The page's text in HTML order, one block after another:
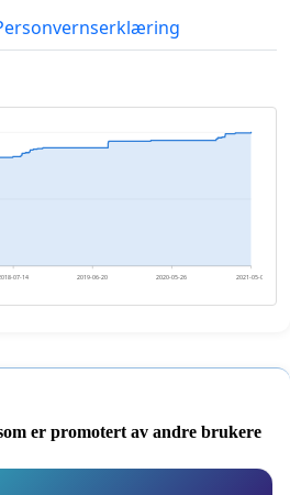
07-14 2019-06-20 2020-05-26 2021-05-02
er promotert av andre brukere